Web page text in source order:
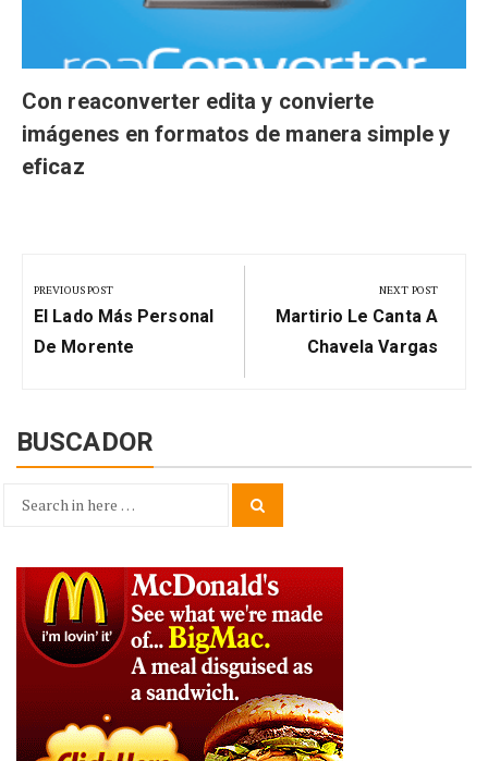
Con reaconverter edita y convierte
imágenes en formatos de manera simple y
eficaz
de
entradas
PREVIOUS POST
Previous
Post:
El Lado Más Personal
De Morente
NEXT POST
Next
Post:
Martirio Le Canta A
Chavela Vargas
BUSCADOR
Search